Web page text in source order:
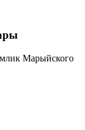
Марыйского